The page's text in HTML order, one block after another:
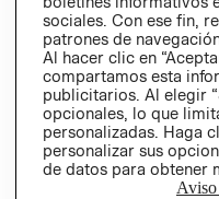
sociales. Con ese fin,
patrones de
Al hacer clic en
compartamos esta
publicitarios. Al elegir
opcionales, lo que
personalizadas. Haga
personalizar sus
de datos para obtener
Aviso